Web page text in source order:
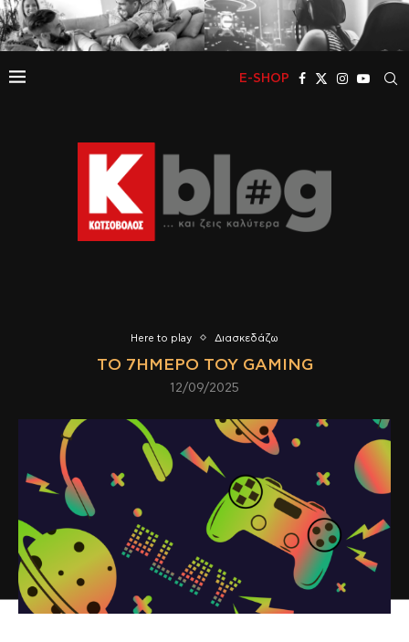
E-SHOP
Here to play Διασκεδάζω
ΤΟ 7ΉΜΕΡΟ ΤΟΥ GAMING
12/09/2025